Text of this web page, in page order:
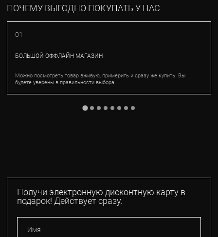
ПОЧЕМУ ВЫГОДНО ПОКУПАТЬ У НАС
01
БОЛЬШОЙ ОФФЛАЙН МАГАЗИН
Можно посмотреть товар вживую, примерить и сразу же купить. Вы
будете уверены в правильности выбора
Получи электронную дисконтную карту в
подарок! Действует сразу.